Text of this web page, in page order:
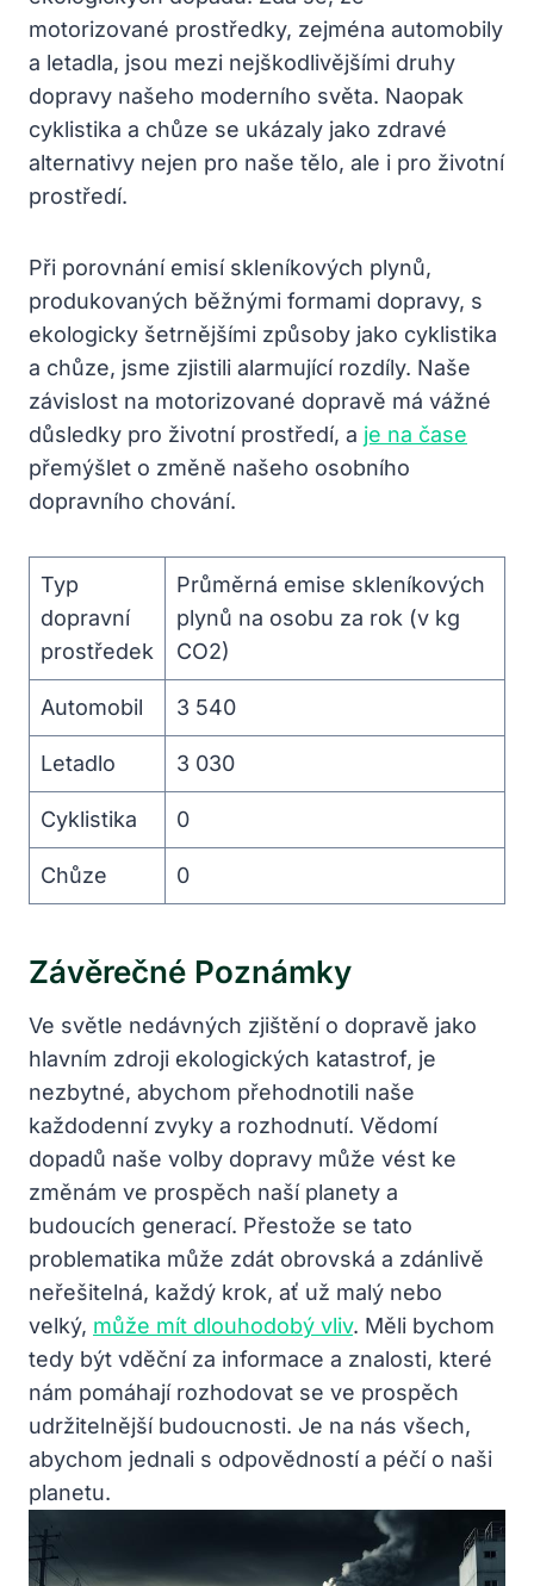
motorizované prostředky, zejména automobily
a letadla, jsou mezi nejškodlivějšími druhy
dopravy našeho moderního světa. Naopak
cyklistika a chůze se ukázaly jako zdravé
alternativy nejen pro naše tělo, ale i pro životní
prostředí.
Při porovnání emisí skleníkových plynů,
produkovaných běžnými formami dopravy, s
ekologicky šetrnějšími způsoby jako cyklistika
a chůze, jsme zjistili alarmující rozdíly. Naše
závislost na motorizované dopravě má vážné
důsledky pro životní prostředí, a je na čase
přemýšlet o změně našeho osobního
dopravního chování.
Typ
dopravní
prostředek
Průměrná emise skleníkových
plynů na osobu za rok (v kg
CO2)
Automobil 3 540
Letadlo 3 030
Cyklistika 0
Chůze 0
Závěrečné Poznámky
Ve světle nedávných zjištění o dopravě jako
hlavním zdroji ekologických katastrof, je
nezbytné, abychom přehodnotili naše
každodenní zvyky a rozhodnutí. Vědomí
dopadů naše volby dopravy může vést ke
změnám ve prospěch naší planety a
budoucích generací. Přestože se tato
problematika může zdát obrovská a zdánlivě
neřešitelná, každý krok, ať už malý nebo
velký, může mít dlouhodobý vliv. Měli bychom
tedy být vděční za informace a znalosti, které
nám pomáhají rozhodovat se ve prospěch
udržitelnější budoucnosti. Je na nás všech,
abychom jednali s odpovědností a péčí o naši
planetu.